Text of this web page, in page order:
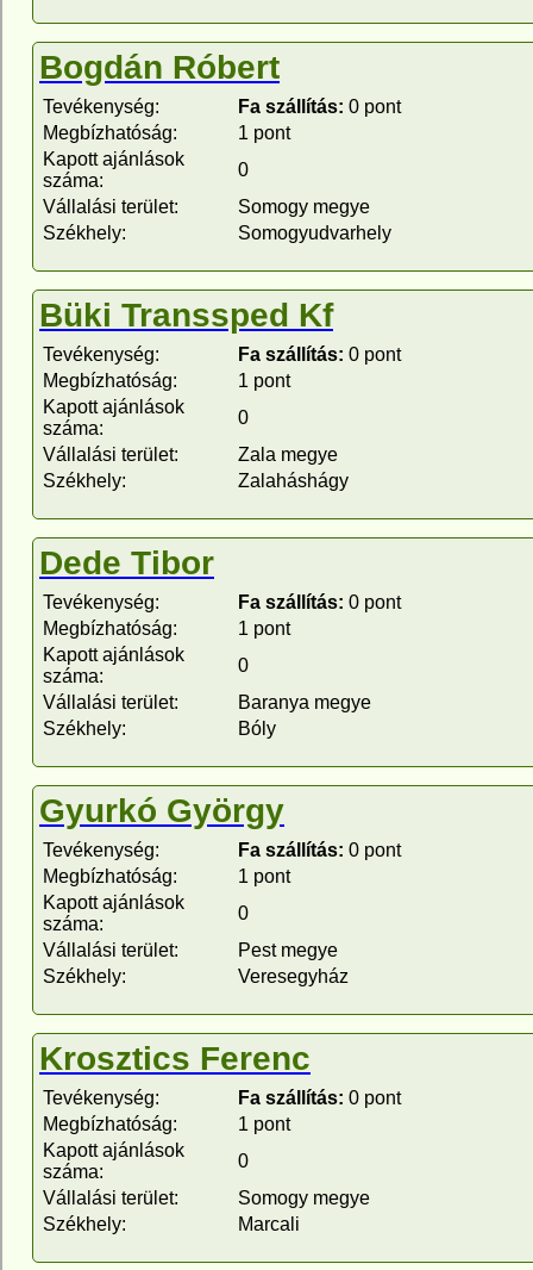
Bogdán Róbert
Tevékenység: Fa szállítás: 0 pont
Megbízhatóság:
1 pont
Kapott ajánlások
száma:
0
Vállalási terület:
Somogy megye
Székhely:
Somogyudvarhely
Büki Transsped Kf
Tevékenység: Fa szállítás: 0 pont
Megbízhatóság:
1 pont
Kapott ajánlások
száma:
0
Vállalási terület:
Zala megye
Székhely:
Zalaháshágy
Dede Tibor
Tevékenység: Fa szállítás: 0 pont
Megbízhatóság:
1 pont
Kapott ajánlások
száma:
0
Vállalási terület:
Baranya megye
Székhely:
Bóly
Gyurkó György
Tevékenység: Fa szállítás: 0 pont
Megbízhatóság:
1 pont
Kapott ajánlások
száma:
0
Vállalási terület:
Pest megye
Székhely:
Veresegyház
Krosztics Ferenc
Tevékenység: Fa szállítás: 0 pont
Megbízhatóság:
1 pont
Kapott ajánlások
száma:
0
Vállalási terület:
Somogy megye
Székhely:
Marcali